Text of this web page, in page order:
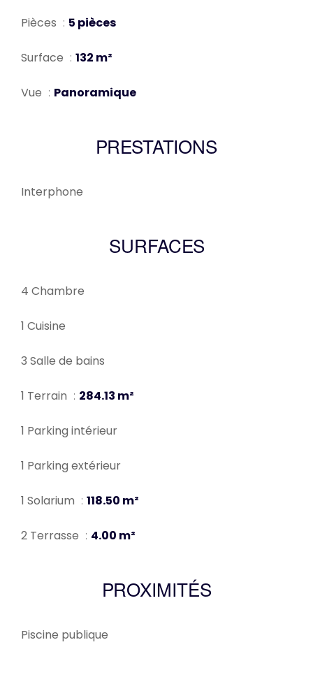
Pièces 5 pièces
Surface 132 m²
Vue Panoramique
PRESTATIONS
Interphone
SURFACES
4 Chambre
1 Cuisine
3 Salle de bains
1 Terrain 284.13 m²
1 Parking intérieur
1 Parking extérieur
1 Solarium 118.50 m²
2 Terrasse 4.00 m²
PROXIMITÉS
Piscine publique